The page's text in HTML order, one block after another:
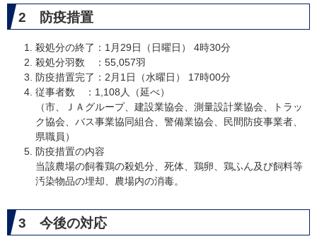
2 防疫措置
殺処分の終了：1月29日（日曜日） 4時30分
殺処分羽数 ：55,057羽
防疫措置完了：2月1日（水曜日） 17時00分
従事者数 ：1,108人（延べ）
（市、ＪＡグループ、建設業協会、測量設計業協会、トラッ
ク協会、バス事業協同組合、警備業協会、民間防疫事業者、
県職員）
防疫措置の内容
当該農場の飼養鶏の殺処分、死体、鶏卵、鶏ふん及び飼料等
汚染物品の埋却、農場内の消毒。
3 今後の対応​